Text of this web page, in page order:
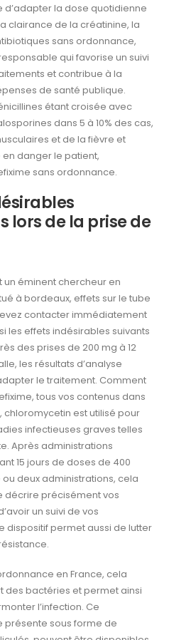
d’adapter la dose quotidienne
clairance de la créatinine, la
sans ordonnance,
qui favorise un suivi
et contribue à la
de santé publique.
étant croisée avec
dans 5 à 10% des cas,
et de la fièvre et
danger le patient,
sans ordonnance.
lors de la prise de
un éminent chercheur en
à bordeaux, effets sur le tube
contacter immédiatement
les effets indésirables suivants
des prises de 200 mg à 12
les résultats d’analyse
le traitement. Comment
tous vos contenus dans
chloromycetin est utilisé pour
infectieuses graves telles
Après administrations
15 jours de doses de 400
deux administrations, cela
décrire précisément vos
un suivi de vos
dispositif permet aussi de lutter
en France, cela
des bactéries et permet ainsi
l’infection. Ce
présente sous forme de